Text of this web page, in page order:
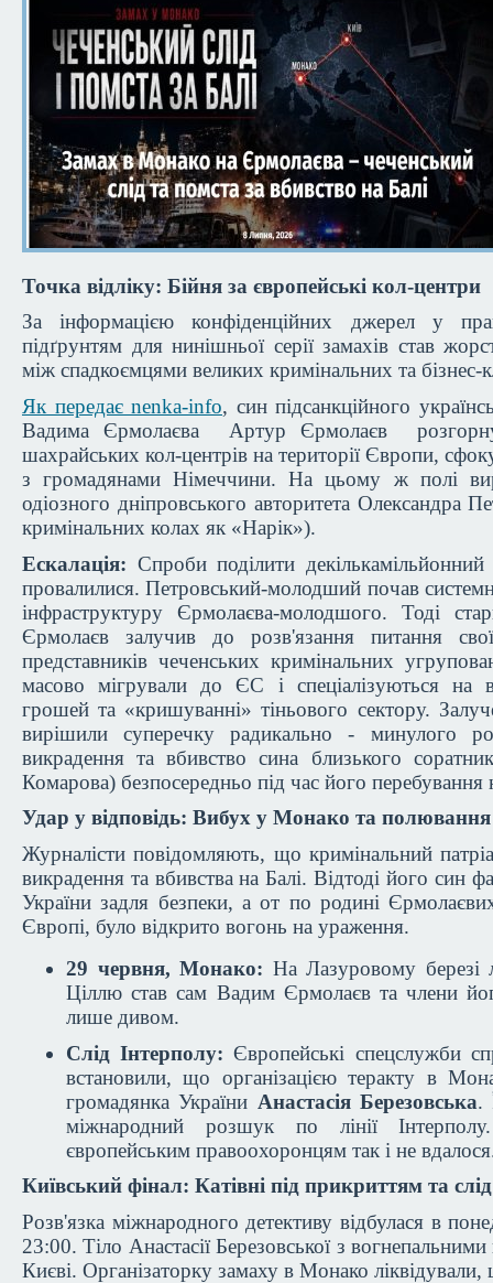
Точка відліку: Бійня за європейські кол-центри
За інформацією конфіденційних джерел у
підґрунтям для нинішньої серії замахів став
між спадкоємцями великих кримінальних та бізнес-
Як передає nenka-info, син підсанкційного
Вадима Єрмолаєва Артур Єрмолаєв
шахрайських кол-центрів на території Європи,
з громадянами Німеччини. На цьому ж полі
одіозного дніпровського авторитета Олександра
кримінальних колах як «Нарік»).
Ескалація: Спроби поділити
провалилися. Петровський-молодший почав
інфраструктуру Єрмолаєва-молодшого. Тоді
Єрмолаєв залучив до розв'язання питання
представників чеченських кримінальних
масово мігрували до ЄС і спеціалізуються на
грошей та «кришуванні» тіньового сектору.
вирішили суперечку радикально - минулого
викрадення та вбивство сина близького
Комарова) безпосередньо під час його перебування
Удар у відповідь: Вибух у Монако та полювання
Журналісти повідомляють, що кримінальний
викрадення та вбивства на Балі. Відтоді його син
України задля безпеки, а от по родині
Європі, було відкрито вогонь на ураження.
29 червня, Монако: На Лазуровому березі
Ціллю став сам Вадим Єрмолаєв та члени
лише дивом.
Слід Інтерполу: Європейські спецслужби
встановили, що організацією теракту в
громадянка України Анастасія Березовська.
міжнародний розшук по лінії
європейським правоохоронцям так і не
Київський фінал: Катівні під прикриттям та
Розв'язка міжнародного детективу відбулася в
23:00. Тіло Анастасії Березовської з
Києві. Організаторку замаху в Монако ліквідували,